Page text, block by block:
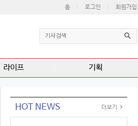
홈 로그인 회원가입
라이프 기획
HOT NEWS 더보기